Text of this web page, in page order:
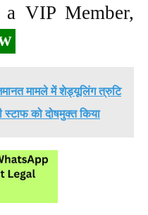
VIP Member,
मामले में शेड्यूलिंग त्रुटि
स्टाफ को दोषमुक्त किया